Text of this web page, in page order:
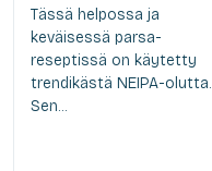
Tässä helpossa ja
keväisessä parsa-
reseptissä on käytetty
trendikästä NEIPA-olutta.
Sen...